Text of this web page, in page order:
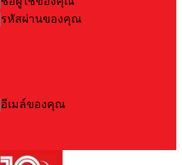
รหัสผ่านของคุณ
อีเมล์ของคุณ